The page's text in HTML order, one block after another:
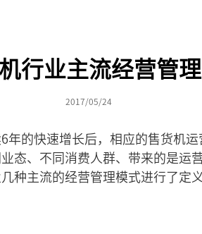
行业主流经营管
2017/05/24
年的快速增长后，相应的售货机
态、不同消费人群、带来的是运
种主流的经营管理模式进行了定